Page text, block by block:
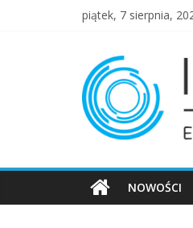
piątek, 7 sierpnia,
Blog
Infrastruktury
NOWOŚCI